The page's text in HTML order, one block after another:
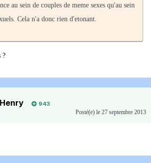
au sein de couples de meme sexes qu'au sein
Cela n'a donc rien d'etonant.
?
943
Posté(e) le 27 septembre 2013